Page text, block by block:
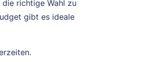
richtige Wahl zu
gibt es ideale